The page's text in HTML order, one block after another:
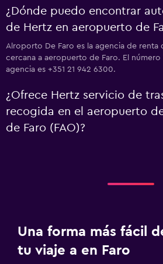
¿Dónde puedo encontrar
de Hertz en aeropuerto de
Alroporto De Faro es la agencia de renta
cercana a aeropuerto de Faro. El
agencia es +351 21 942 6300.
¿Ofrece Hertz servicio de
recogida en el aeropuerto
de Faro (FAO)?
Una forma más fácil
tu viaje a en Faro